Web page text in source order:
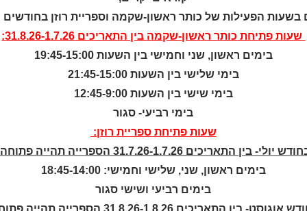
ללא הפסקה המומלצים שלנו אירועים ופעילויות מידע ראשון: מרכז
מורים
במסגרת
98" במרכז
בשעות הפעילות של כותר ראשון-שקמה וספריית רוזן בחודשים יולי-
שעות פתיחת כותר ראשון-שקמה בין התאריכים 31.8.26-1.7.26:
בימים ראשון, שני וחמישי בין השעות 19:45-15:00
בימי שלישי בין השעות 21:45-15:00
בימי שישי בין השעות 12:45-9:00
בימי רביעי- סגור
שעות פתיחת ספריית רוזן:
יולי- בין התאריכים 31.7.26-1.7.26 הספרייה תהייה פתוחה:
בימים ראשון, שני, שלישי וחמישי: 18:45-14:00
בימים רביעי ושישי סגור
אוגוסט- בין התאריכים 31.8.26-1.8.26 הספרייה תהייה פתוחה: